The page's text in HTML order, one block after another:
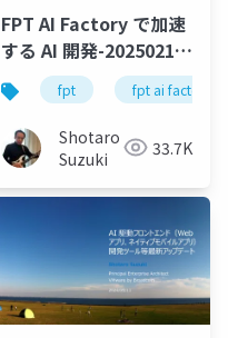
realtimeapi openai
FPT AI Factory で加速
する AI 開発-20250213-
公開版fpt fpt ai factory
Shotaro
Suzuki
33.7K